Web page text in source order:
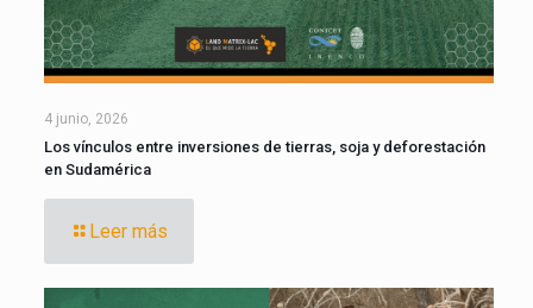
4 junio, 2026
Los vínculos entre inversiones de tierras, soja y deforestación
en Sudamérica
Leer más